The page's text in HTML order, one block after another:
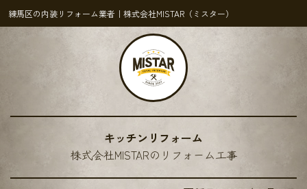
練馬区の内装リフォーム業者｜株式会社MISTAR（ミスター）
キッチンリフォーム
株式会社MISTARのリフォーム工事